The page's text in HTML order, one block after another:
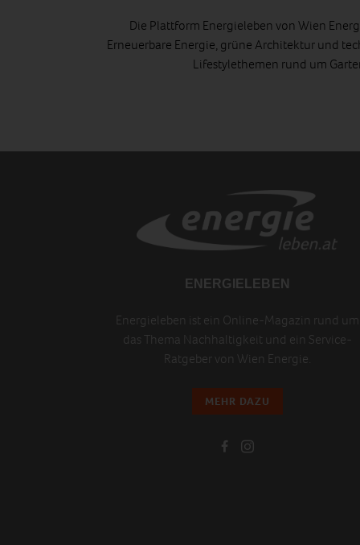
Die Plattform Energieleben von Wien
Erneuerbare Energie, grüne Architektur und
Lifestylethemen rund um
ENERGIELEBEN
Energieleben ist ein Online-Magazin rund um
das Thema Nachhaltigkeit und ein Service-
Ratgeber von Wien Energie.
MEHR DAZU